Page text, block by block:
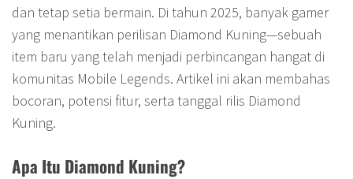
dan tetap setia bermain. Di tahun 2025, banyak gamer
yang menantikan perilisan Diamond Kuning—sebuah
item baru yang telah menjadi perbincangan hangat di
komunitas Mobile Legends. Artikel ini akan membahas
bocoran, potensi fitur, serta tanggal rilis Diamond
Kuning.
Apa Itu Diamond Kuning?